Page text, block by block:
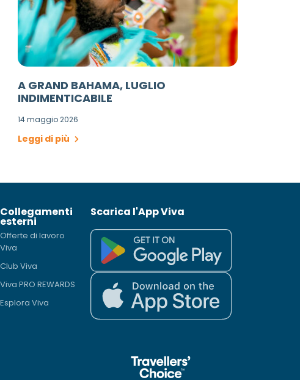
A GRAND BAHAMA, LUGLIO
INDIMENTICABILE
14 maggio 2026
Leggi di più
Collegamenti
esterni
Offerte di lavoro
Viva
Club Viva
Viva PRO REWARDS
Esplora Viva
Scarica l'App Viva